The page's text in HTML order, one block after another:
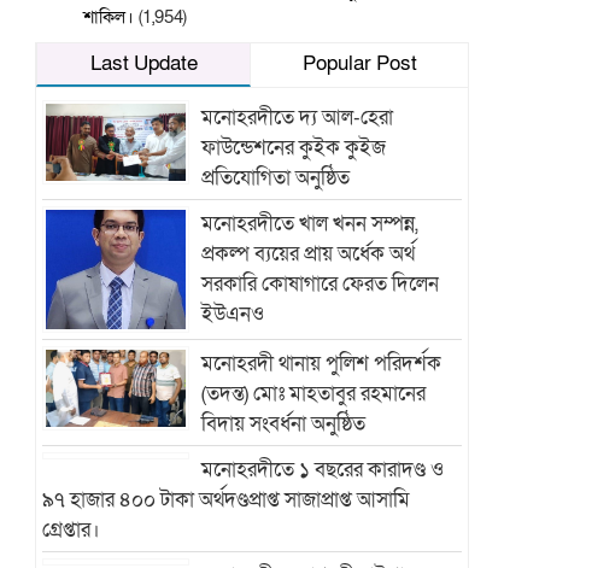
শাকিল। (1,954)
Last Update
Popular Post
মনোহরদীতে দ্য আল-হেরা
ফাউন্ডেশনের কুইক কুইজ
প্রতিযোগিতা অনুষ্ঠিত
মনোহরদীতে খাল খনন সম্পন্ন,
প্রকল্প ব্যয়ের প্রায় অর্ধেক অর্থ
সরকারি কোষাগারে ফেরত দিলেন
ইউএনও
মনোহরদী থানায় পুলিশ পরিদর্শক
(তদন্ত) মোঃ মাহতাবুর রহমানের
বিদায় সংবর্ধনা অনুষ্ঠিত
মনোহরদীতে ১ বছরের কারাদণ্ড ও
৯৭ হাজার ৪০০ টাকা অর্থদণ্ডপ্রাপ্ত সাজাপ্রাপ্ত আসামি
গ্রেপ্তার।